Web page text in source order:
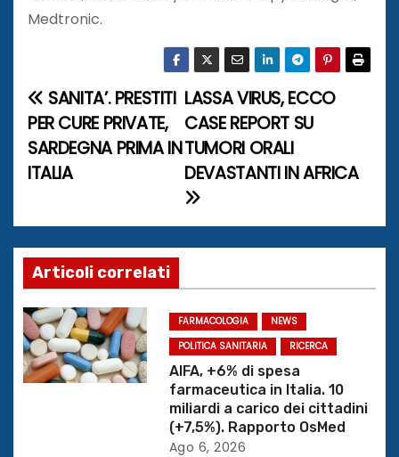
Medtronic.
N
a
v
i
g
a
z
i
LASSA VIRUS, ECCO
CASE REPORT SU
TUMORI ORALI
DEVASTANTI IN AFRICA
SANITA’. PRESTITI
PER CURE PRIVATE,
SARDEGNA PRIMA IN
ITALIA
Articoli correlati
FARMACOLOGIA
NEWS
POLITICA SANITARIA
RICERCA
AIFA, +6% di spesa
farmaceutica in Italia. 10
miliardi a carico dei cittadini
(+7,5%). Rapporto OsMed
Ago 6, 2026